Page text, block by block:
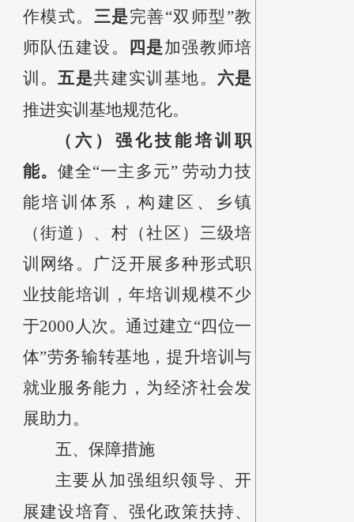
作模式。 三是完善“双师型”教
师队伍建设 。 四是加强教师培
训。五是共建实训基地。 六是
推进实训基地规范化。
（六）强化技能培训职
能。 健全“一主多元” 劳动力技
能培训体系，构建区、乡镇
（街道）、村（社区）三级培
训网络。广泛开展多种形式职
业技能培训，年培训规模不少
于2000人次。通过建立“四位一
体”劳务输转基地，提升培训与
就业服务能力，为经济社会发
展助力。
五、保障措施
主要从 加强组织领导 、开
展建设培育、强化政策扶持、